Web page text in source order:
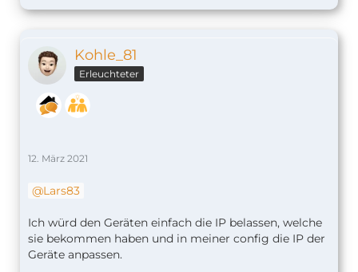
Kohle_81
Erleuchteter
12. März 2021
Lars83
Ich würd den Geräten einfach die IP belassen, welche
sie bekommen haben und in meiner config die IP der
Geräte anpassen.